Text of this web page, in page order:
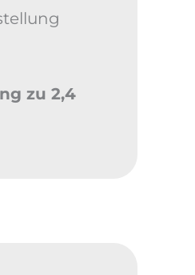
zu 2,4